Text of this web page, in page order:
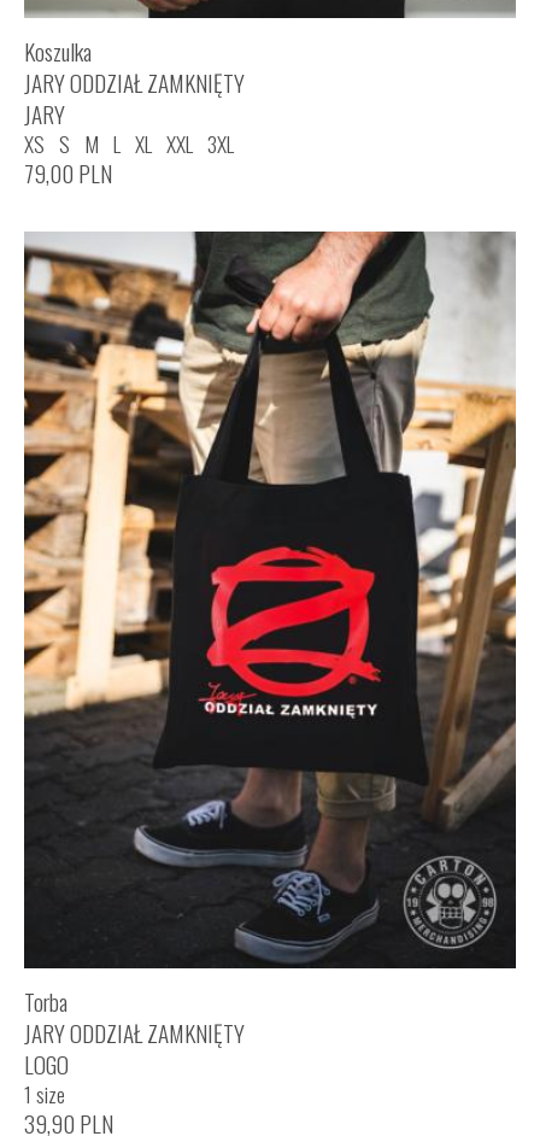
Koszulka
JARY ODDZIAŁ ZAMKNIĘTY
JARY
XS S M L XL XXL 3XL
79,00 PLN
Torba
JARY ODDZIAŁ ZAMKNIĘTY
LOGO
1 size
39,90 PLN